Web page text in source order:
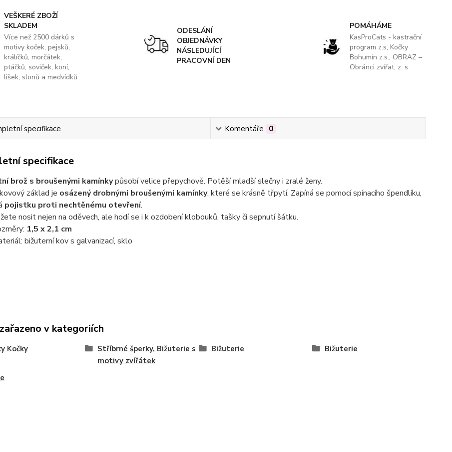
VEŠKERÉ ZBOŽÍ
SKLADEM
Více než 2500 dárků s
motivy koček, pejsků,
králíčků, morčátek,
ptáčků, soviček, koní,
lišek, slonů a medvídků.
ODESLÁNÍ
OBJEDNÁVKY
NÁSLEDUJÍCÍ
PRACOVNÍ DEN
POMÁHÁME
KasProCats - kastrační
program z.s, Kočky
Bohumín z.s., OBRAZ –
Obránci zvířat, z. s
specifikace Komentáře 0
specifikace
brož s broušenými kamínkypůsobí velice přepychově. Potěší mladší slečny i zralé ženy.
základ je osázený drobnými broušenými kamínky, které se krásně třpytí. Zapíná se pomocí spínacího špendlíku,
pojistku proti nechtěnému otevření.
nosit nejen na oděvech, ale hodí se i k ozdobení klobouků, tašky či sepnutí šátku.
1,5 x 2,1 cm
bižuterní kov s galvanizací, sklo
v kategoriích
Kočky
Stříbrné šperky, Bižuterie s
motivy zvířátek
Bižuterie Bižuterie